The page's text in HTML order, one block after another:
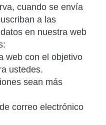
cuando se envía
a las
en nuestra web
con el objetivo
ustedes.
sean más
correo electrónico